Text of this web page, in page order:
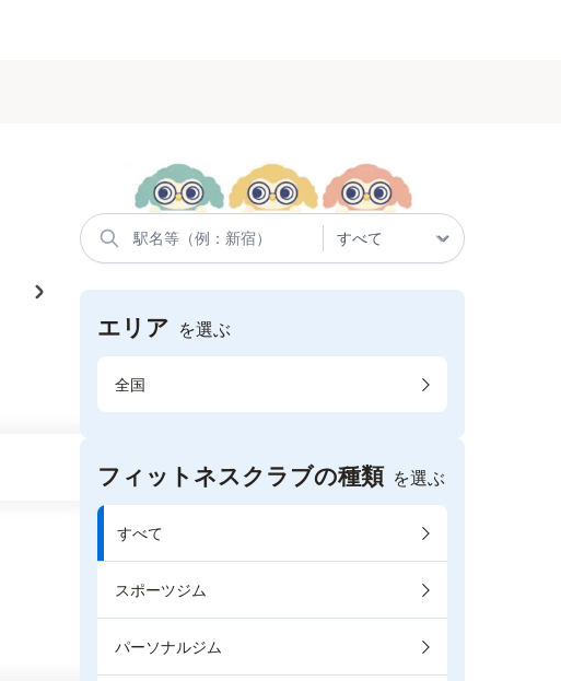
エリア を選ぶ
全国
フィットネスクラブの種類 を選ぶ
すべて
スポーツジム
パーソナルジム